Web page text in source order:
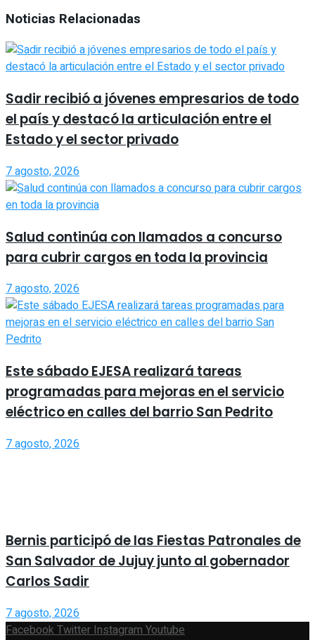
Noticias Relacionadas
Sadir recibió a jóvenes empresarios de todo
el país y destacó la articulación entre el
Estado y el sector privado
7 agosto, 2026
Salud continúa con llamados a concurso
para cubrir cargos en toda la provincia
7 agosto, 2026
Este sábado EJESA realizará tareas
programadas para mejoras en el servicio
eléctrico en calles del barrio San Pedrito
7 agosto, 2026
Bernis participó de las Fiestas Patronales de
San Salvador de Jujuy junto al gobernador
Carlos Sadir
7 agosto, 2026
FacebookTwitterInstagramYoutube